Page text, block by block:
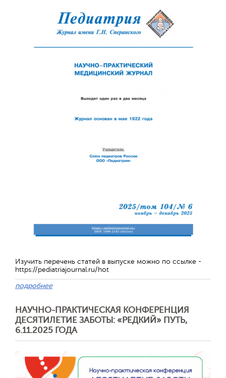
Изучить перечень статей в выпуске можно по ссылке -
https://pediatriajournal.ru/hot
подробнее
НАУЧНО-ПРАКТИЧЕСКАЯ КОНФЕРЕНЦИЯ
ДЕСЯТИЛЕТИЕ ЗАБОТЫ: «РЕДКИЙ» ПУТЬ,
6.11.2025 ГОДА